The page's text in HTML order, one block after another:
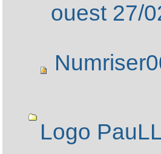
ouest 27/
Logo